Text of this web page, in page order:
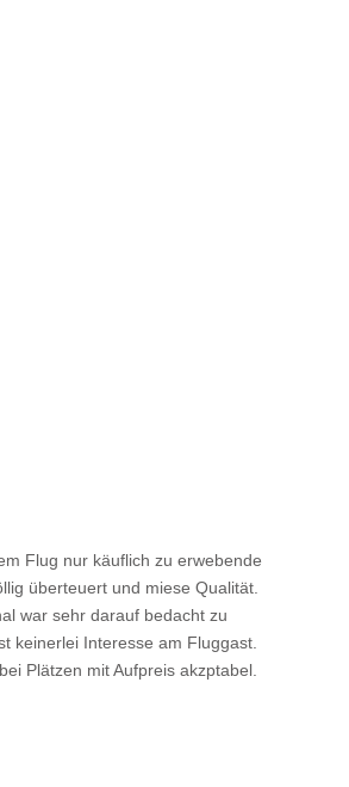
Flug nur käuflich zu erwebende
überteuert und miese Qualität.
war sehr darauf bedacht zu
keinerlei Interesse am Fluggast.
Plätzen mit Aufpreis akzptabel.